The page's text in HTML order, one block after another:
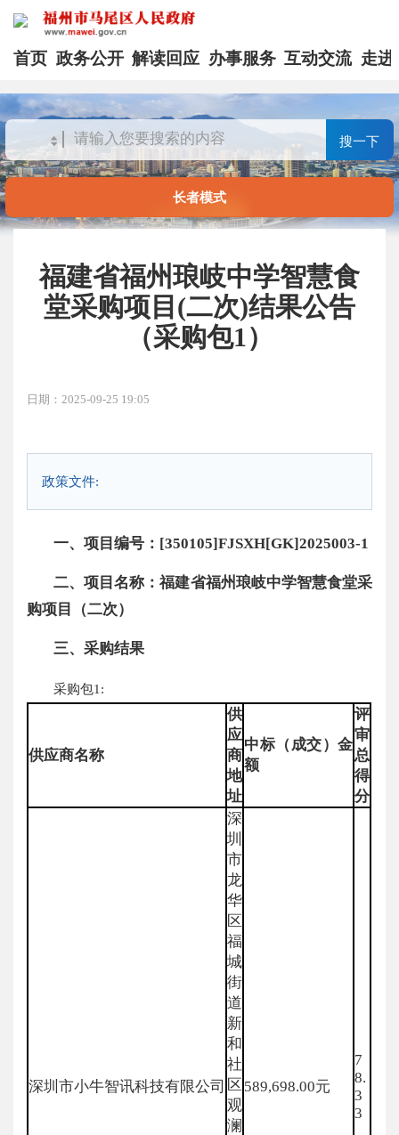
首页 政务公开 解读回应 办事服务 互动交流 走进
搜一下
长者模式
福建省福州琅岐中学智慧食
堂采购项目(二次)结果公告
（采购包1）
日期：2025-09-25 19:05
政策文件:
一、项目编号：[350105]FJSXH[GK]2025003-1
二、项目名称：福建省福州琅岐中学智慧食堂采
购项目（二次）
三、采购结果
采购包1:
供应商名称
供
应
商
地
址
中标（成交）金
额
评
审
总
得
分
深圳市小牛智讯科技有限公司
深
圳
市
龙
华
区
福
城
街
道
新
和
社
区
观
澜
589,698.00元
7
8.
3
3